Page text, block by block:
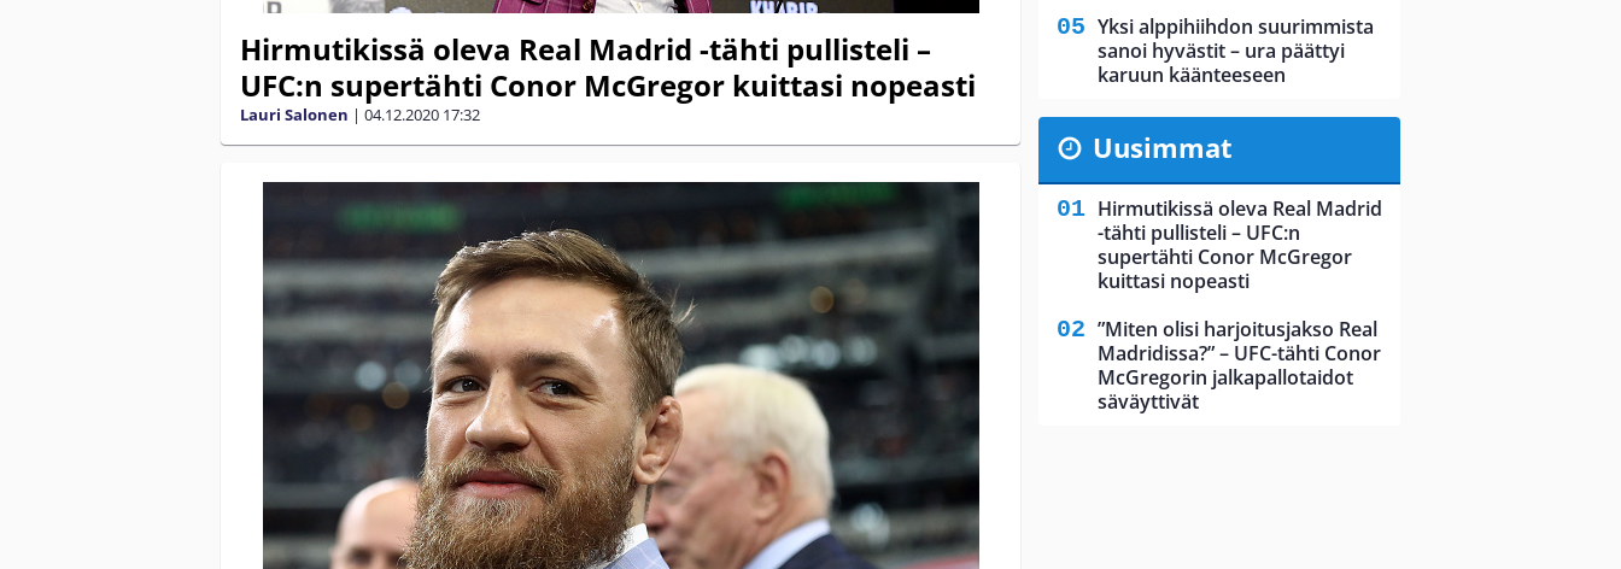
Hirmutikissä oleva Real Madrid -tähti pullisteli –
UFC:n supertähti Conor McGregor kuittasi nopeasti
Lauri Salonen | 04.12.2020 17:32
Yksi alppihiihdon suurimmista
sanoi hyvästit – ura päättyi
karuun käänteeseen
Uusimmat
Hirmutikissä oleva Real Madrid
-tähti pullisteli – UFC:n
supertähti Conor McGregor
kuittasi nopeasti
”Miten olisi harjoitusjakso Real
Madridissa?” – UFC-tähti Conor
McGregorin jalkapallotaidot
säväyttivät